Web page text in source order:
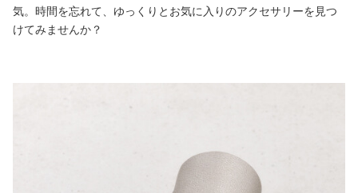
気。時間を忘れて、ゆっくりとお気に入りのアクセサリーを見つ
けてみませんか？